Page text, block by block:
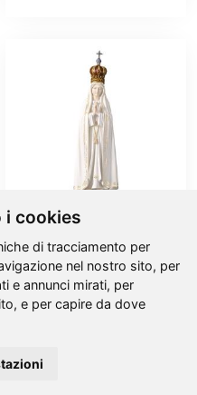
i cookies
di tracciamento per
nel nostro sito, per
e annunci mirati, per
e per capire da dove
Corona per Madonna di
Fátima Capelinha
da4,00 €